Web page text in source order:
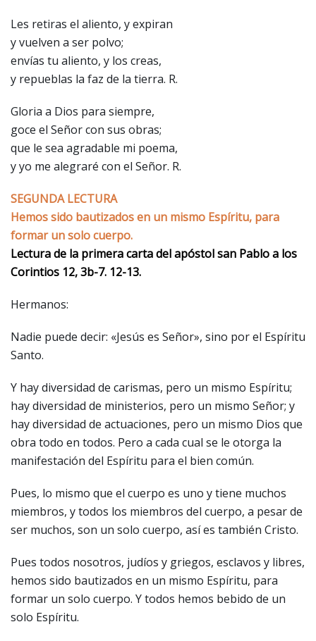
Les retiras el aliento, y expiran
y vuelven a ser polvo;
envías tu aliento, y los creas,
y repueblas la faz de la tierra. R.
Gloria a Dios para siempre,
goce el Señor con sus obras;
que le sea agradable mi poema,
y yo me alegraré con el Señor. R.
SEGUNDA LECTURA
Hemos sido bautizados en un mismo Espíritu, para
formar un solo cuerpo.
Lectura de la primera carta del apóstol san Pablo a los
Corintios 12, 3b-7. 12-13.
Hermanos:
Nadie puede decir: «Jesús es Señor», sino por el Espíritu
Santo.
Y hay diversidad de carismas, pero un mismo Espíritu;
hay diversidad de ministerios, pero un mismo Señor; y
hay diversidad de actuaciones, pero un mismo Dios que
obra todo en todos. Pero a cada cual se le otorga la
manifestación del Espíritu para el bien común.
Pues, lo mismo que el cuerpo es uno y tiene muchos
miembros, y todos los miembros del cuerpo, a pesar de
ser muchos, son un solo cuerpo, así es también Cristo.
Pues todos nosotros, judíos y griegos, esclavos y libres,
hemos sido bautizados en un mismo Espíritu, para
formar un solo cuerpo. Y todos hemos bebido de un
solo Espíritu.